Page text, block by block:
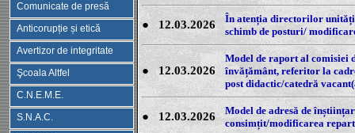
Comunicate de presă
Anticorupție și etică
Avertizor de integritate
Şcoala Altfel
C.N.E.M.E.
S.N.A.C.
●12.03.2026
În atenția directorilor
schimb de posturi/
● 12.03.2026
Model de raport al comisiei
învățământ, referitor la
post didactic/catedră
● 12.03.2026
Model de adresă de
consimțit/modificarea